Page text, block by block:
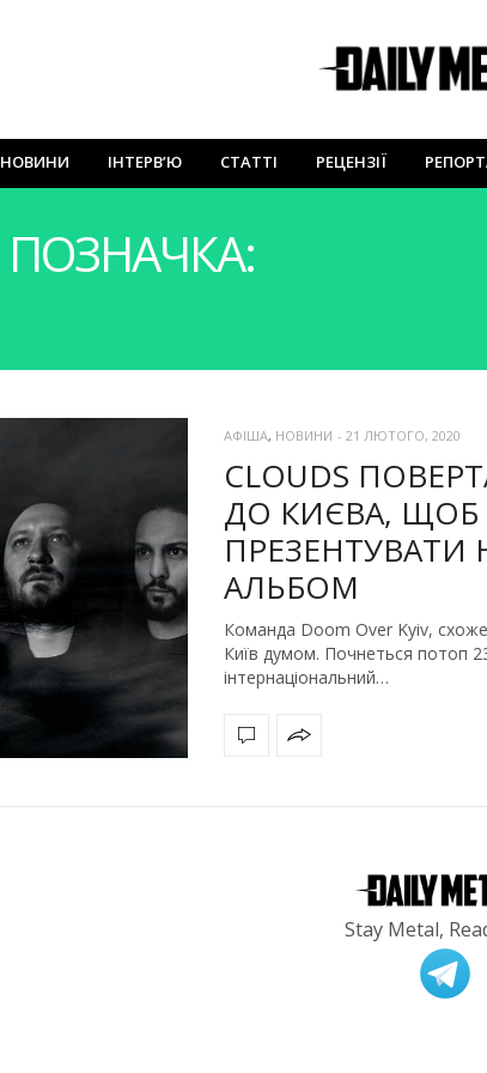
НОВИНИ ІНТЕРВ’Ю СТАТТІ РЕЦЕНЗІЇ
ПОЗНАЧКА:
АФІША, НОВИНИ - 21 ЛЮТОГО, 2020
CLOUDS
ДО КИЄВА, ЩОБ
АЛЬБОМ
Команда Doom Over Kyiv,
Київ думом. Почнеться потоп
інтернаціональний…
Stay Metal,